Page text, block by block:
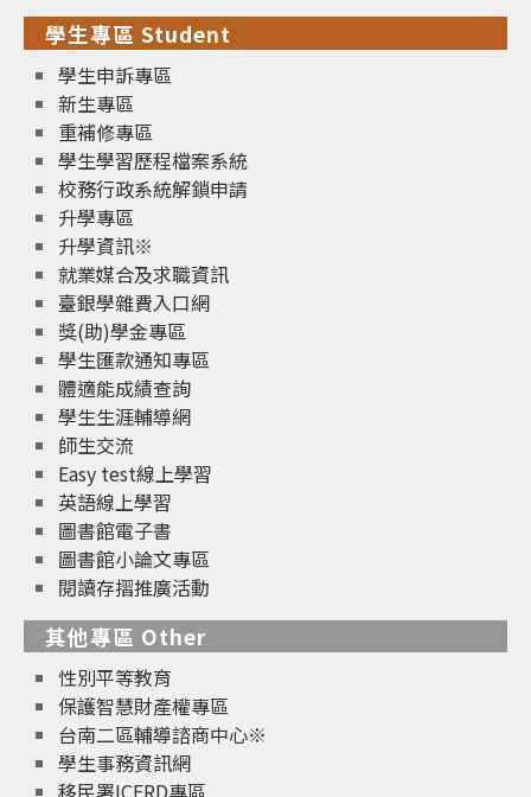
學生專區 Student
學生申訴專區
新生專區
重補修專區
學生學習歷程檔案系統
校務行政系統解鎖申請
升學專區
升學資訊※
就業媒合及求職資訊
臺銀學雜費入口網
獎(助)學金專區
學生匯款通知專區
體適能成績查詢
學生生涯輔導網
師生交流
Easy test線上學習
英語線上學習
圖書館電子書
圖書館小論文專區
閱讀存摺推廣活動
其他專區 Other
性別平等教育
保護智慧財產權專區
台南二區輔導諮商中心※
學生事務資訊網
移民署ICERD專區